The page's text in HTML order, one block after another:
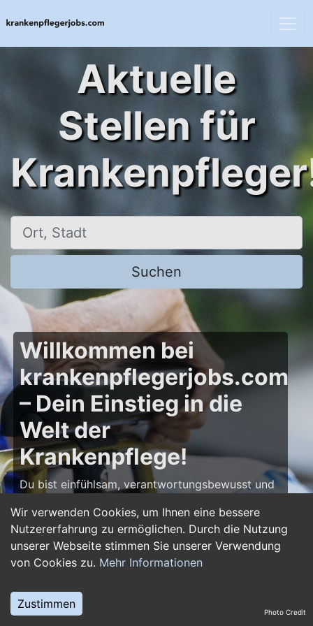
Wir verwenden Cookies, um Ihnen eine bessere
Nutzererfahrung zu ermöglichen. Durch die Nutzung
unserer Webseite stimmen Sie unserer Verwendung
von Cookies zu. Mehr Informationen
Zustimmen
Aktuelle
Stellen für
Ort, Stadt
Suchen
Willkommen bei
krankenpflegerjobs.com
– Dein Einstieg in die
Welt der
Krankenpflege!
Du bist einfühlsam, verantwortungsbewusst und
Beruf machen? Dann bist du auf
krankenpflegerjobs.comgenau richtig! Hier
findest du zahlreiche Stellenangebote,
Ausbildungsplätze und Jobs im Bereich
Krankenpflegern über Pflegefachassistenten bis
hin zu Leitungsposten in Kliniken und
Photo Credit